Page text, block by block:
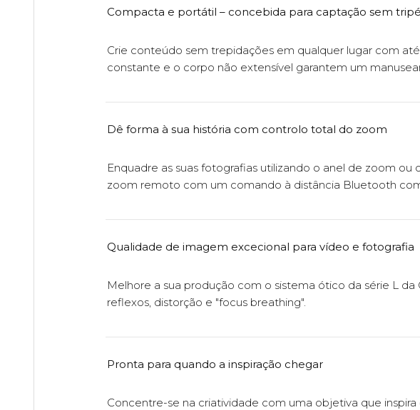
Compacta e portátil – concebida para captação sem tripé
Crie conteúdo sem trepidações em qualquer lugar com
constante e o corpo não extensível garantem um
Dê forma à sua história com controlo total do zoom
Enquadre as suas fotografias utilizando o anel de zoom
zoom remoto com um comando à distância Bluetooth
Qualidade de imagem excecional para vídeo e fotografia
Melhore a sua produção com o sistema ótico da série L
reflexos, distorção e "focus breathing".
Pronta para quando a inspiração chegar
Concentre-se na criatividade com uma objetiva que